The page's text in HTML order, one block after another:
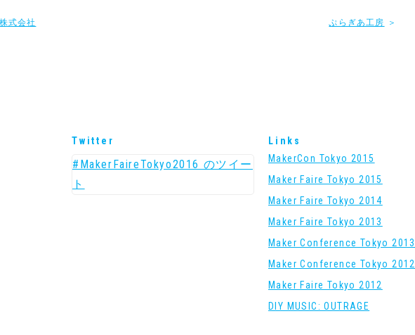
式会社 ぷらぎあ工房 ＞
Twitter
#MakerFaireTokyo2016 のツイー
ト
Links
MakerCon Tokyo 2015
Maker Faire Tokyo 2015
Maker Faire Tokyo 2014
Maker Faire Tokyo 2013
Maker Conference Tokyo 2013
Maker Conference Tokyo 2012
Maker Faire Tokyo 2012
DIY MUSIC: OUTRAGE